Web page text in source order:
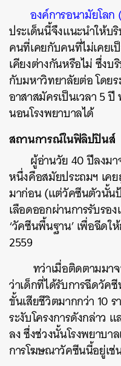
องค์การอนามัยโลก
ประเด็นนี้จึงแนะนำให้บ
คนที่เคยกับคนที่ไม่เคยเ
เคียงต่างกันหรือไม่ ซึ่ง
กับมหาวิทยาลัยต่อ โดย
อาสาสมัครเป็นเวลา 5
นอนโรงพยาบาลได้
สถานการณ์ในฟิลิปปินส์
ผู้อ่านวัย 40 ปีลงม
หนึ่งคือสมัยประถมฯ เค
มาก่อน (แต่วัคซีนตัวนั้น
เลือดออกผ่านการรับรอ
‘วัคซีนพื้นฐาน’ เพื่อฉีด
2559
ทว่าเมื่อติดตามม
ว่าเด็กที่ได้รับการฉีดวัค
ขั้นเสียชีวิตมากกว่า 10
ระงับโครงการดังกล่าว
ลง ซึ่งช่วงนั้นโรงพยาบา
การโฆษณาวัคซีนนี้อยู่เช่